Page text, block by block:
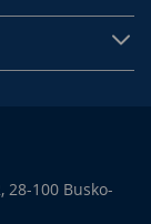
28-100 Busko-